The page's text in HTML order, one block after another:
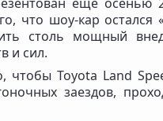
что шоу-кар остался
столь мощный
и сил.
чтобы Toyota Land
заездов,